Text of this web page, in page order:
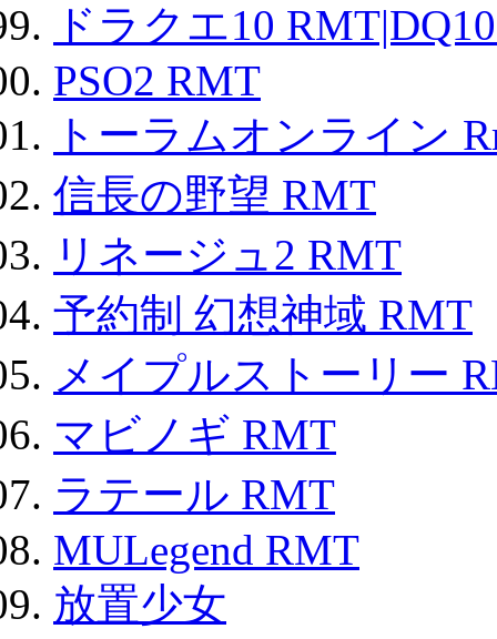
ドラクエ10
PSO2 RMT
トーラムオンライン
信長の野望 RMT
リネージュ2 RMT
予約制 幻想神域 RMT
メイプルストーリー
マビノギ RMT
ラテール RMT
MULegend RMT
放置少女